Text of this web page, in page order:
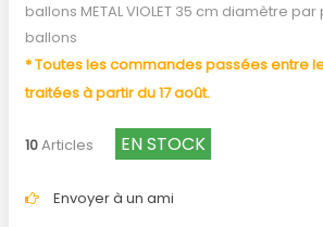
ballons METAL VIOLET 35 cm diamètre
ballons
* Toutes les commandes passées entre
traitées à partir du 17 août.
10Articles EN STOCK
Envoyer à un ami